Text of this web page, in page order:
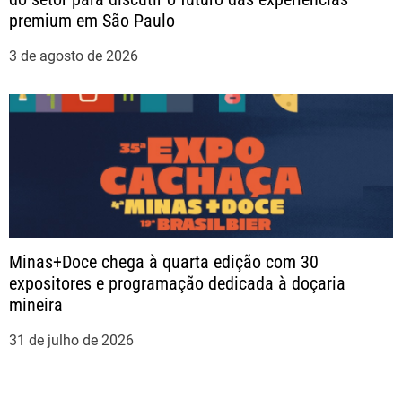
premium em São Paulo
3 de agosto de 2026
Minas+Doce chega à quarta edição com 30
expositores e programação dedicada à doçaria
mineira
31 de julho de 2026